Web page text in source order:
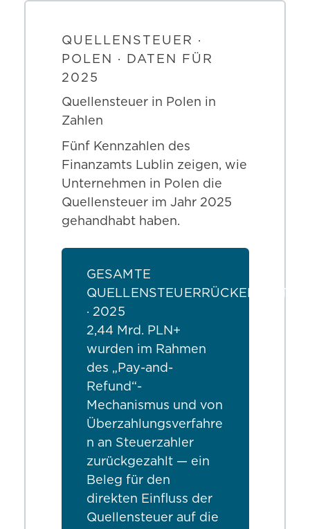
QUELLENSTEUER ·
POLEN · DATEN FÜR
2025
Quellensteuer in Polen in
Zahlen
Fünf Kennzahlen des
Finanzamts Lublin zeigen, wie
Unternehmen in Polen die
Quellensteuer im Jahr 2025
gehandhabt haben.
GESAMTE
· 2025
2,44 Mrd. PLN+
wurden im Rahmen
des „Pay-and-
Refund“-
Mechanismus und von
Überzahlungsverfahre
n an Steuerzahler
zurückgezahlt — ein
Beleg für den
direkten Einfluss der
Quellensteuer auf die